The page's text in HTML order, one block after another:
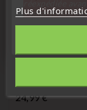
Télécommande
24,99 €Prix
Plus
compréhension»